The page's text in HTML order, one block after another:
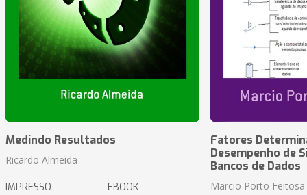
Medindo Resultados
Ricardo Almeida
IMPRESSO EBOOK
Fatores
Desempenho de
Bancos de Dados
Marcio Porto Feitosa